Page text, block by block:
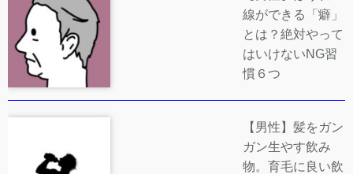
線ができる「癖」
とは？絶対やって
はいけないNG習
慣６つ
【男性】髪をガン
ガン生やす飲み
物。育毛に良い飲